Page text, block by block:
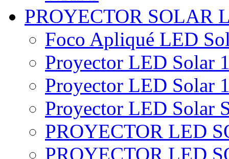
PROYECTOR SOLAR
Foco Apliqué LED
Proyector LED Solar
Proyector LED Solar
Proyector LED Solar
PROYECTOR LED
PROYECTOR LED